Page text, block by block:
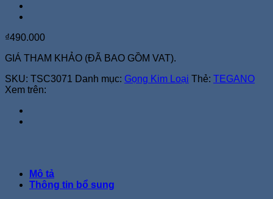
₫490.000
GIÁ THAM KHẢO (ĐÃ BAO GỒM VAT).
SKU: TSC3071 Danh mục: Gọng Kim Loại Thẻ: TEGANO
Xem trên:
Mô tả
Thông tin bổ sung